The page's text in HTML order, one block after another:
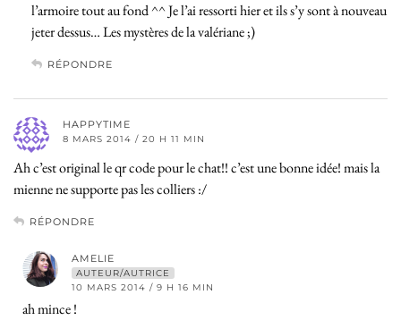
l’armoire tout au fond ^^ Je l’ai ressorti hier et ils s’y sont à nouveau
jeter dessus… Les mystères de la valériane ;)
RÉPONDRE
HAPPYTIME
8 MARS 2014 / 20 H 11 MIN
Ah c’est original le qr code pour le chat!! c’est une bonne idée! mais la
mienne ne supporte pas les colliers :/
RÉPONDRE
AMELIE
AUTEUR/AUTRICE
10 MARS 2014 / 9 H 16 MIN
ah mince !